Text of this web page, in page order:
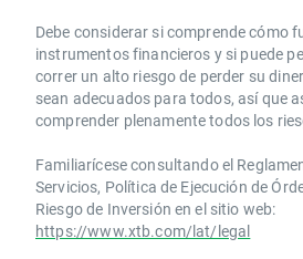
Debe considerar si comprende cómo
instrumentos financieros y si puede
correr un alto riesgo de perder su
sean adecuados para todos, así que
comprender plenamente todos los
Familiarícese consultando el
Servicios, Política de Ejecución de
Riesgo de Inversión en el sitio web:
https://www.xtb.com/lat/legal